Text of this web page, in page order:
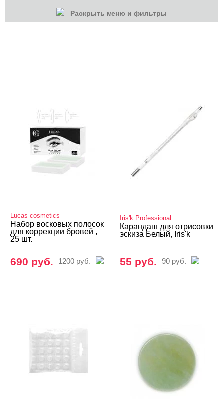
Раскрыть меню и фильтры
Волосы
Массаж
Парафинотерапия
Шугаринг, фитосмола
Депиляция, парафинотерапия
Дебондеры, обезжириватели и прочее
Для татуажа иглы и манипулы
Краска и Хна
Lucas cosmetics
Набор восковых полосок
для коррекции бровей ,
25 шт.
690 руб. 1200 руб.
Iris'k Professional
Карандаш для отрисовки
эскиза Белый, Iris'k
55 руб. 90 руб.